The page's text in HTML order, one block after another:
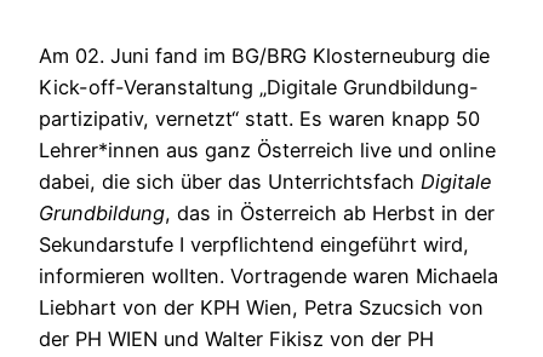
Am 02. Juni fand im BG/BRG Klosterneuburg die
Kick-off-Veranstaltung „Digitale Grundbildung-
partizipativ, vernetzt“ statt. Es waren knapp 50
Lehrer*innen aus ganz Österreich live und online
dabei, die sich über das Unterrichtsfach Digitale
Grundbildung, das in Österreich ab Herbst in der
Sekundarstufe I verpflichtend eingeführt wird,
informieren wollten. Vortragende waren Michaela
Liebhart von der KPH Wien, Petra Szucsich von
der PH WIEN und Walter Fikisz von der PH